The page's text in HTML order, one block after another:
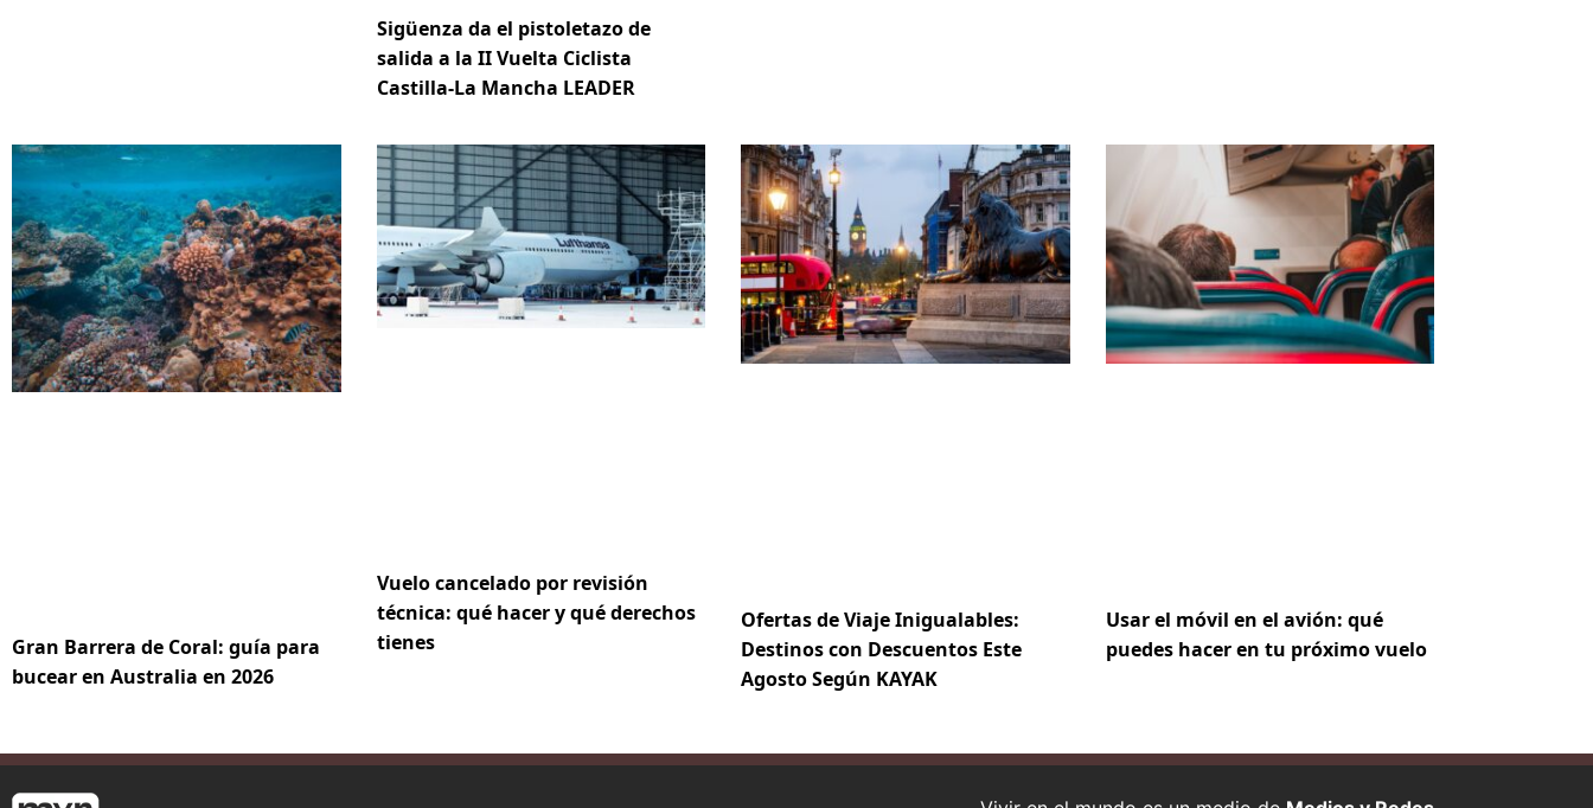
Sigüenza da el pistoletazo de
salida a la II Vuelta Ciclista
Castilla-La Mancha LEADER
Gran Barrera de Coral: guía para
bucear en Australia en 2026
Vuelo cancelado por revisión
técnica: qué hacer y qué derechos
tienes
Ofertas de Viaje Inigualables:
Destinos con Descuentos Este
Agosto Según KAYAK
Usar el móvil en el avión: qué
puedes hacer en tu próximo vuelo